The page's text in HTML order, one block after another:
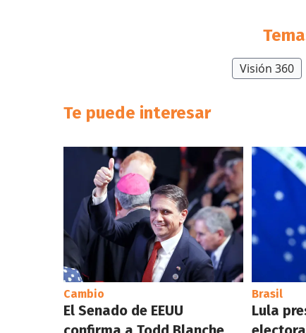
Visión 360
Te puede interesar
Cambio
El Senado de EEUU
Brasil
Lula